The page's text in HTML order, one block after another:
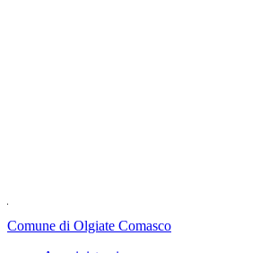
Comune di Olgiate Comasco